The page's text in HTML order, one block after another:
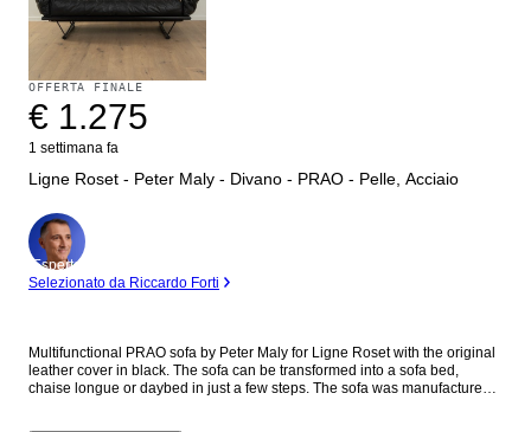
OFFERTA FINALE
€ 1.275
1 settimana fa
Ligne Roset - Peter Maly - Divano - PRAO - Pelle, Acciaio
Esperto
Selezionato da Riccardo Forti
Multifunctional PRAO sofa by Peter Maly for Ligne Roset with the original
leather cover in black. The sofa can be transformed into a sofa bed,
chaise longue or daybed in just a few steps. The sofa was manufactured